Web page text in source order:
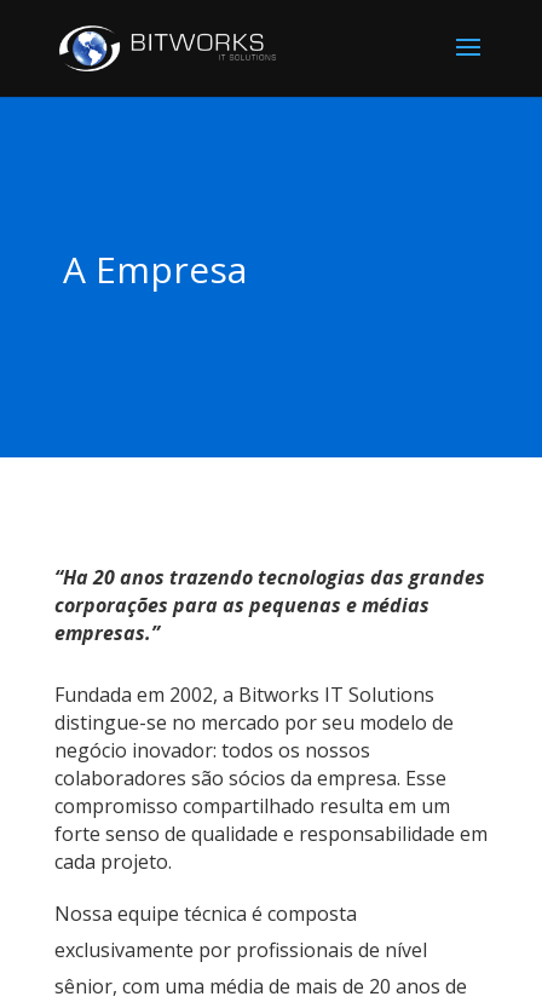
A Empresa
“Ha 20 anos trazendo tecnologias das grandes
corporações para as pequenas e médias
empresas.”
Fundada em 2002, a Bitworks IT Solutions
distingue-se no mercado por seu modelo de
negócio inovador: todos os nossos
colaboradores são sócios da empresa. Esse
compromisso compartilhado resulta em um
forte senso de qualidade e responsabilidade em
cada projeto.
Nossa equipe técnica é composta
exclusivamente por profissionais de nível
sênior, com uma média de mais de 20 anos de